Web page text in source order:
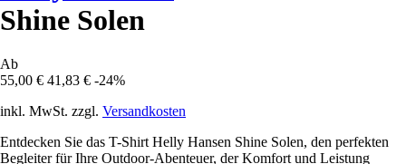
Shine Solen
Ab
55,00 € 41,83 € -24%
inkl. MwSt. zzgl. Versandkosten
Entdecken Sie das T-Shirt Helly Hansen Shine Solen, den perfekten
Begleiter für Ihre Outdoor-Abenteuer, der Komfort und Leistung